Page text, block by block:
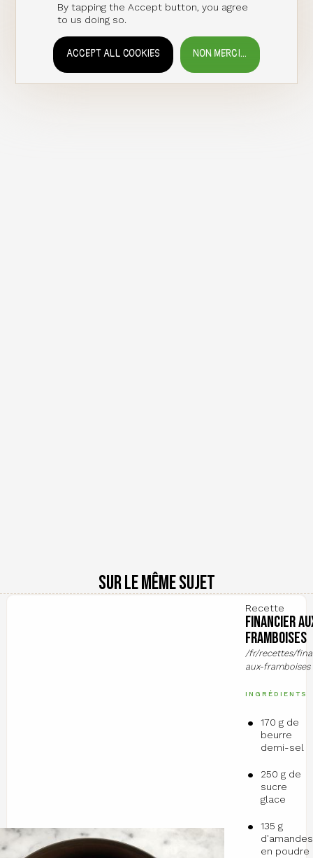
Sur le même sujet
Recette
Financier
framboises
/fr/recettes/
aux-framboises
INGRÉDIENTS
170 g de
beurre
demi-sel
250 g de
sucre
glace
135 g
d'amandes
en poudre
By tapping the Accept button, you agree
to us doing so.
NON MERCI...
ACCEPT ALL COOKIESWITHDRAW CONSENT